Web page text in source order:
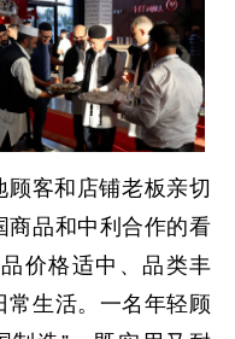
客和店铺老板亲切
商品和中利合作的看
价格适中、品类丰
常生活。一名年轻顾